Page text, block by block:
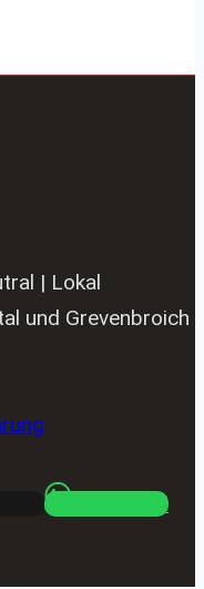
| Lokal
und Grevenbroich
WhatsApp